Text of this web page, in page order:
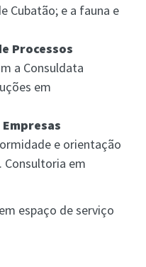
Cubatão; e a fauna e
Processos
a Consuldata
em
e orientação
Consultoria em
espaço de serviço